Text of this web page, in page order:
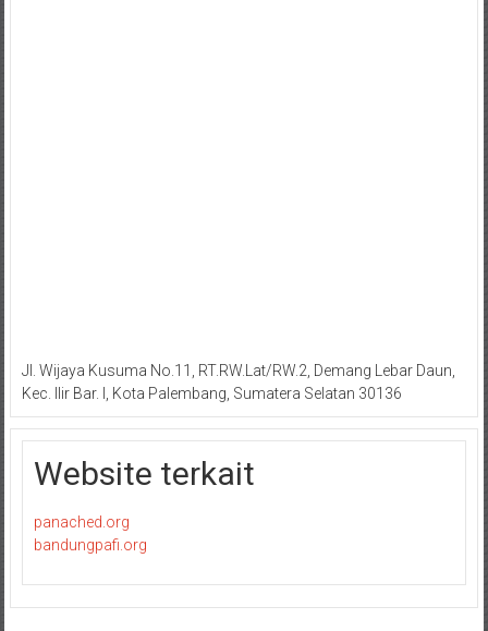
Jl. Wijaya Kusuma No.11, RT.RW.Lat/RW.2, Demang Lebar Daun,
Kec. Ilir Bar. I, Kota Palembang, Sumatera Selatan 30136
Website terkait
panached.org
bandungpafi.org